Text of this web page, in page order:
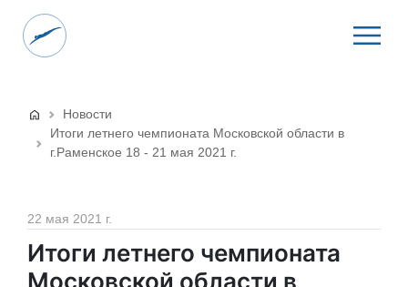
Новости
Итоги летнего чемпионата Московской области в
г.Раменское 18 - 21 мая 2021 г.
22 мая 2021 г.
Итоги летнего чемпионата
Московской области в